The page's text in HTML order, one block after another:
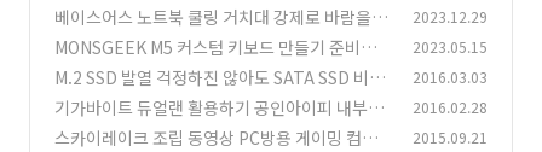
베이스어스 노트북 쿨링 거치대 강제로 바람을 넣
는 제품
(2)
2023.12.29
MONSGEEK M5 커스텀 키보드 만들기 준비물
(4)
2023.05.15
M.2 SSD 발열 걱정하진 않아도 SATA SSD 비교
(21)
2016.03.03
기가바이트 듀얼랜 활용하기 공인아이피 내부아
이피 (0)
2016.02.28
스카이레이크 조립 동영상 PC방용 게이밍 컴퓨
2015.09.21